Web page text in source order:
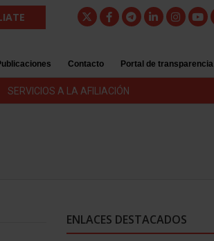
Contacto Portal de transparencia
SERVICIOS A LA AFILIACIÓN
ENLACES DESTACADOS